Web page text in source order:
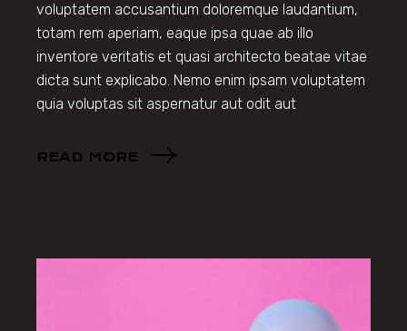
voluptatem accusantium doloremque laudantium,
totam rem aperiam, eaque ipsa quae ab illo
inventore veritatis et quasi architecto beatae vitae
dicta sunt explicabo. Nemo enim ipsam voluptatem
quia voluptas sit aspernatur aut odit aut
READ MORE